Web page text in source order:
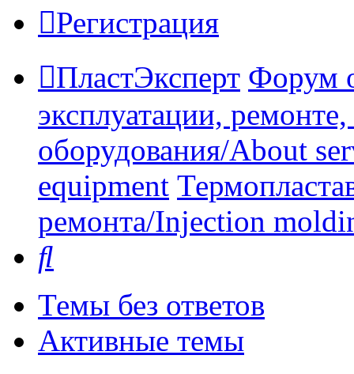
Регистрация
ПластЭксперт Форум
эксплуатации,
оборудования/About
equipment
ремонта/Injection
Темы без ответов
Активные темы